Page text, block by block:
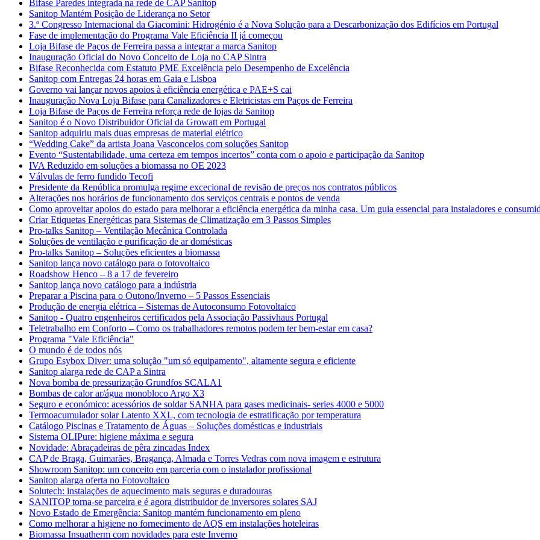
Bifase Paredes integrada na rede de CAP Sanitop
Sanitop Mantém Posição de Liderança no Setor
3.º Congresso Internacional da Giacomini: Hidrogénio é a Nova Solução para a Descarbonização dos Edifícios em Portugal
Fase de implementação do Programa Vale Eficiência II já começou
Loja Bifase de Paços de Ferreira passa a integrar a marca Sanitop
Inauguração Oficial do Novo Conceito de Loja no CAP Sintra
Bifase Reconhecida com Estatuto PME Excelência pelo Desempenho de Excelência
Sanitop com Entregas 24 horas em Gaia e Lisboa
Governo vai lançar novos apoios à eficiência energética e PAE+S cai
Inauguração Nova Loja Bifase para Canalizadores e Eletricistas em Paços de Ferreira
Loja Bifase de Paços de Ferreira reforça rede de lojas da Sanitop
Sanitop é o Novo Distribuidor Oficial da Growatt em Portugal
Sanitop adquiriu mais duas empresas de material elétrico
“Wedding Cake” da artista Joana Vasconcelos com soluções Sanitop
Evento “Sustentabilidade, uma certeza em tempos incertos” conta com o apoio e participação da Sanitop
IVA Reduzido em soluções a biomassa no OE 2023
Válvulas de ferro fundido Tecofi
Presidente da República promulga regime excecional de revisão de preços nos contratos públicos
Alterações nos horários de funcionamento dos serviços centrais e pontos de venda
Como aproveitar apoios do estado para melhorar a eficiência energética da minha casa. Um guia essencial para instaladores e
Criar Etiquetas Energéticas para Sistemas de Climatização em 3 Passos Simples
Pro-talks Sanitop – Ventilação Mecânica Controlada
Soluções de ventilação e purificação de ar domésticas
Pro-talks Sanitop – Soluções eficientes a biomassa
Sanitop lança novo catálogo para o fotovoltaico
Roadshow Henco – 8 a 17 de fevereiro
Sanitop lança novo catálogo para a indústria
Preparar a Piscina para o Outono/Inverno – 5 Passos Essenciais
Produção de energia elétrica – Sistemas de Autoconsumo Fotovoltaico
Sanitop - Quatro engenheiros certificados pela Associação Passivhaus Portugal
Teletrabalho em Conforto – Como os trabalhadores remotos podem ter bem-estar em casa?
Programa "Vale Eficiência"
O mundo é de todos nós
Grupo Esybox Diver: uma solução "um só equipamento", altamente segura e eficiente
Sanitop alarga rede de CAP a Sintra
Nova bomba de pressurização Grundfos SCALA1
Bombas de calor ar/água monobloco Argo X3
Seguro e económico: acessórios de soldar SANHA para gases medicinais- series 4000 e 5000
Termoacumulador solar Latento XXL, com tecnologia de estratificação por temperatura
Catálogo Piscinas e Tratamento de Águas – Soluções domésticas e industriais
Sistema OLIPure: higiene máxima e segura
Novidade: Abraçadeiras de pêra zincadas Index
CAP de Braga, Guimarães, Bragança, Almada e Torres Vedras com nova imagem e estrutura
Showroom Sanitop: um conceito em parceria com o instalador profissional
Sanitop alarga oferta no Fotovoltaico
Solutech: instalações de aquecimento mais seguras e duradouras
SANITOP torna-se parceira e é agora distribuidor de inversores solares SAJ
Novo Estado de Emergência: Sanitop mantém funcionamento em pleno
Como melhorar a higiene no fornecimento de AQS em instalações hoteleiras
Biomassa Insuatherm com novidades para este Inverno